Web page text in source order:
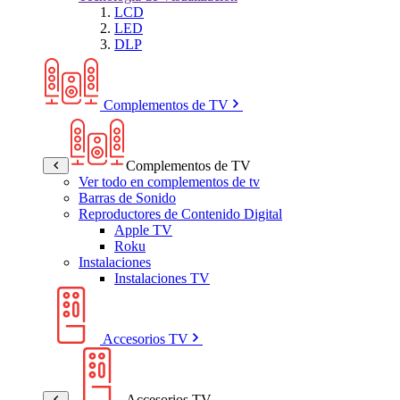
LCD
LED
DLP
Complementos de TV
Complementos de TV
Ver todo en complementos de tv
Barras de Sonido
Reproductores de Contenido Digital
Apple TV
Roku
Instalaciones
Instalaciones TV
Accesorios TV